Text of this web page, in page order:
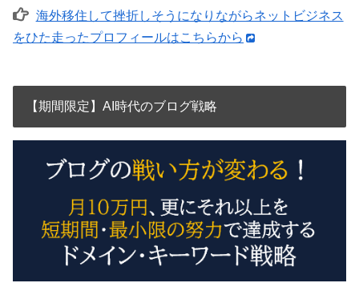
海外移住して挫折しそうになりながらネットビジネス
をひた走ったプロフィールはこちらから
【期間限定】AI時代のブログ戦略